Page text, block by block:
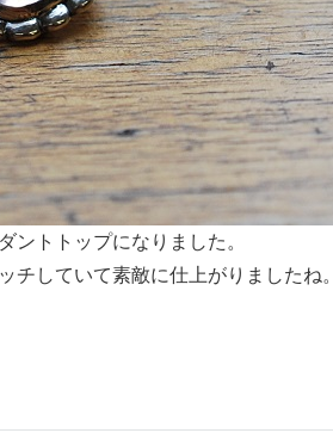
ントトップになりました。
チしていて素敵に仕上がりましたね。